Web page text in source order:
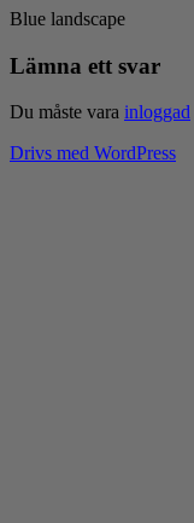
Blue landscape
Lämna ett svar
Du måste vara inloggad
Drivs med WordPress